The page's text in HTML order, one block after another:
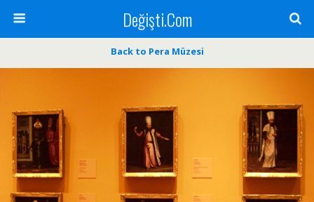
Değişti.Com
Back to Pera Müzesi